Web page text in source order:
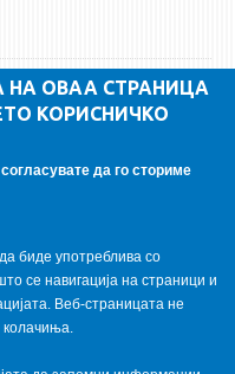
ОВАА СТРАНИЦА
КОРИСНИЧКО
да го сториме
биде употреблива со
се навигација на страници и
Веб-страницата не
колачиња.